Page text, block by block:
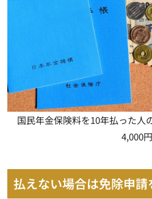
国民年金保険料を10年払った人
4,000円
払えない場合は免除申請